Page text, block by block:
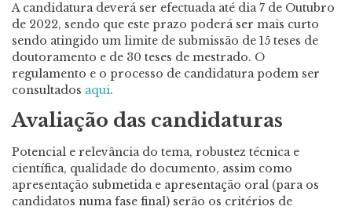
A candidatura deverá ser efectuada até dia 7 de Outubro
de 2022, sendo que este prazo poderá ser mais curto
sendo atingido um limite de submissão de 15 teses de
doutoramento e de 30 teses de mestrado. O
regulamento e o processo de candidatura podem ser
consultados aqui.
Avaliação das candidaturas
Potencial e relevância do tema, robustez técnica e
científica, qualidade do documento, assim como
apresentação submetida e apresentação oral (para os
candidatos numa fase final) serão os critérios de